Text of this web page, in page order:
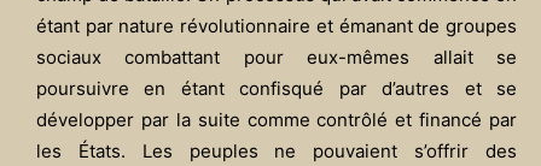
étant par nature révolutionnaire et émanant de groupes
sociaux combattant pour eux-mêmes allait se
poursuivre en étant confisqué par d’autres et se
développer par la suite comme contrôlé et financé par
les États. Les peuples ne pouvaient s’offrir des